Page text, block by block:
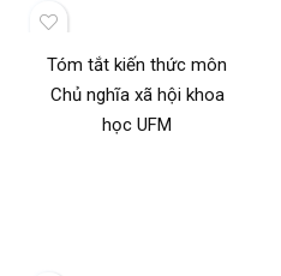
Tóm tắt kiến thức môn
Chủ nghĩa xã hội khoa
học UFM